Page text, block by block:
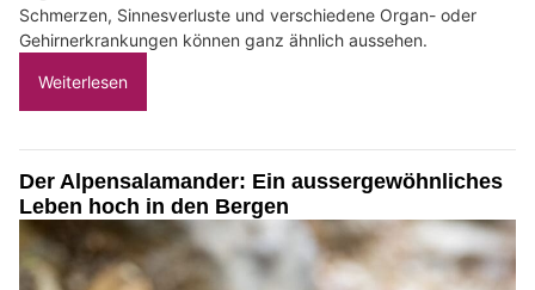
Schmerzen, Sinnesverluste und verschiedene Organ- oder
Gehirnerkrankungen können ganz ähnlich aussehen.
Weiterlesen
Der Alpensalamander: Ein aussergewöhnliches
Leben hoch in den Bergen